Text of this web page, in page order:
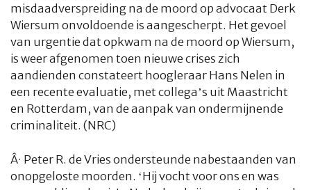
misdaadverspreiding na de moord op advocaat Derk
Wiersum onvoldoende is aangescherpt. Het gevoel
van urgentie dat opkwam na de moord op Wiersum,
is weer afgenomen toen nieuwe crises zich
aandienden constateert hoogleraar Hans Nelen in
een recente evaluatie, met collega’s uit Maastricht
en Rotterdam, van de aanpak van ondermijnende
criminaliteit. (NRC)
Â· Peter R. de Vries ondersteunde nabestaanden van
onopgeloste moorden. ‘Hij vocht voor ons en was